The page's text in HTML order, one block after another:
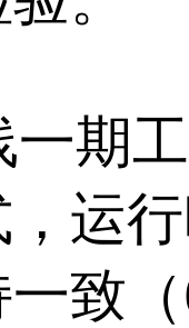
工
运
致